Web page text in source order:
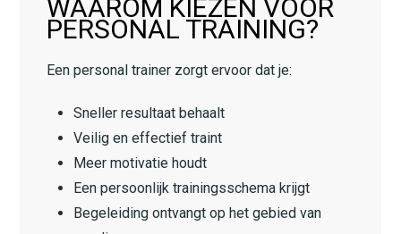
WAAROM KIEZEN VOOR
PERSONAL TRAINING?
Een personal trainer zorgt ervoor dat je:
Sneller resultaat behaalt
Veilig en effectief traint
Meer motivatie houdt
Een persoonlijk trainingsschema krijgt
Begeleiding ontvangt op het gebied van